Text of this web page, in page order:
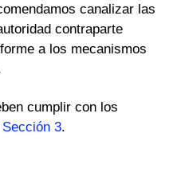
canalizar las
contraparte
a los mecanismos
cumplir con los
Sección 3.